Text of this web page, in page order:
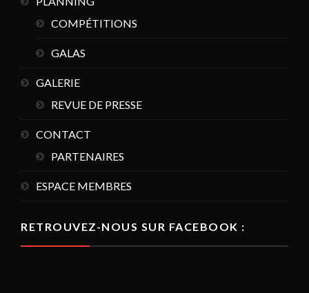
COMPÉTITIONS
GALAS
GALERIE
REVUE DE PRESSE
CONTACT
PARTENAIRES
ESPACE MEMBRES
RETROUVEZ-NOUS SUR FACEBOOK :